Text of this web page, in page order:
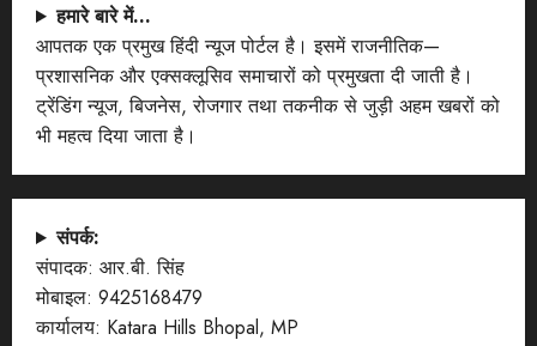
हमारे बारे में…
आपतक एक प्रमुख हिंदी न्यूज पोर्टल है। इसमें राजनीतिक—
प्रशासनिक और एक्सक्लूसिव समाचारों को प्रमुखता दी जाती है।
ट्रेंडिंग न्यूज, बिजनेस, रोजगार तथा तकनीक से जुड़ी अहम खबरों को
भी महत्व दिया जाता है।
संपर्क:
संपादक: आर.बी. सिंह
मोबाइल: 9425168479
कार्यालय: Katara Hills Bhopal, MP